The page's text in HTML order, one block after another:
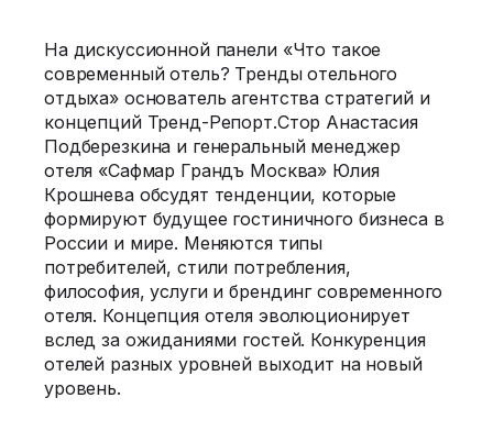
На дискуссионной панели «Что такое
современный отель? Тренды отельного
отдыха» основатель агентства стратегий и
концепций Тренд-Репорт.Стор Анастасия
Подберезкина и генеральный менеджер
отеля «Сафмар Грандъ Москва» Юлия
Крошнева обсудят тенденции, которые
формируют будущее гостиничного бизнеса в
России и мире. Меняются типы
потребителей, стили потребления,
философия, услуги и брендинг современного
отеля. Концепция отеля эволюционирует
вслед за ожиданиями гостей. Конкуренция
отелей разных уровней выходит на новый
уровень.